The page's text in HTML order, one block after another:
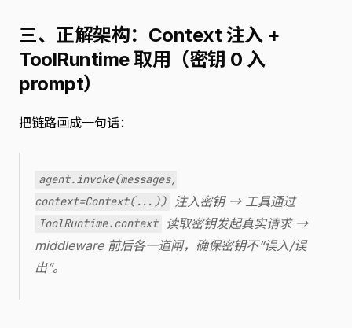
三、正解架构：Context 注入 +
ToolRuntime 取用（密钥 0 入
prompt）
把链路画成一句话：
agent.invoke(messages,
context=Context(...))
注入密钥 → 工具通过
ToolRuntime.context
读取密钥发起真实请求 →
middleware 前后各一道闸，确保密钥不“误入/误
出”。